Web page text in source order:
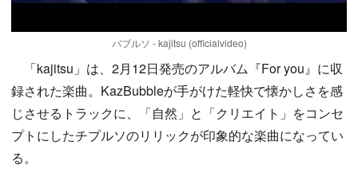
バブルソ - kajitsu (officialvideo)
「kajitsu」は、2月12日発売のアルバム『For you』に収
録された楽曲。KazBubbleが手がけた軽快で懐かしさを感
じさせるトラックに、「自然」と「クリエイト」をコンセ
プトにしたチプルソのリリックが印象的な楽曲になってい
る。